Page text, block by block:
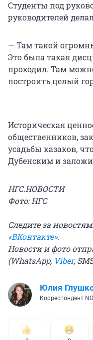
Студенты под
руководителей
— Там такой
Это была такая
проходил. Там
построить целый
Историческая
общественников,
усадьбы казаков,
Дубенским и
НГС.НОВОСТИ
Фото: НГС
Следите за
«ВКонтакте».
Новости и фото
(WhatsApp, Viber,
Юлия
Корреспондент